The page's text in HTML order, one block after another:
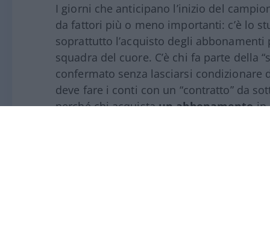
I giorni che anticipano l’inizio del
da fattori più o meno importanti: c’è lo
soprattutto l’acquisto degli
squadra del cuore. C’è chi fa parte della
confermato senza lasciarsi condizionare
deve fare i conti con un “contratto” da
perché chi acquistaun abbonamentoin